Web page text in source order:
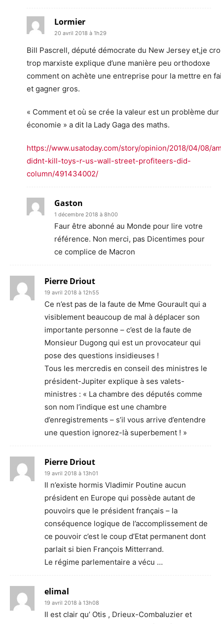
Lormier
20 avril 2018 à 1h29
Bill Pascrell, député démocrate du New Jersey et,je
trop marxiste explique d’une manière peu orthodoxe
comment on achète une entreprise pour la mettre en
et gagner gros.
« Comment et où se crée la valeur est un problème dur
économie » a dit la Lady Gaga des maths.
https://www.usatoday.com/story/opinion/2018/04/08/
didnt-kill-toys-r-us-wall-street-profiteers-did-
column/491434002/
Gaston
1 décembre 2018 à 8h00
Faur être abonné au Monde pour lire votre
référence. Non merci, pas Dicentimes pour
ce complice de Macron
Pierre Driout
19 avril 2018 à 12h55
Ce n’est pas de la faute de Mme Gourault qui a
visiblement beaucoup de mal à déplacer son
importante personne – c’est de la faute de
Monsieur Dugong qui est un provocateur qui
pose des questions insidieuses !
Tous les mercredis en conseil des ministres le
président-Jupiter explique à ses valets-
ministres : « La chambre des députés comme
son nom l’indique est une chambre
d’enregistrements – s’il vous arrive d’entendre
une question ignorez-là superbement ! »
Pierre Driout
19 avril 2018 à 13h01
Il n’existe hormis Vladimir Poutine aucun
président en Europe qui possède autant de
pouvoirs que le président français – la
conséquence logique de l’accomplissement de
ce pouvoir c’est le coup d’Etat permanent dont
parlait si bien François Mitterrand.
Le régime parlementaire a vécu …
elimal
19 avril 2018 à 13h08
Il est clair qu’ Otis , Drieux-Combaluzier et